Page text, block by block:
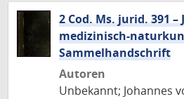
2 Cod. Ms. jurid. 391 –
medizinisch-
Sammelhandschrift
Autoren
Unbekannt; Johannes